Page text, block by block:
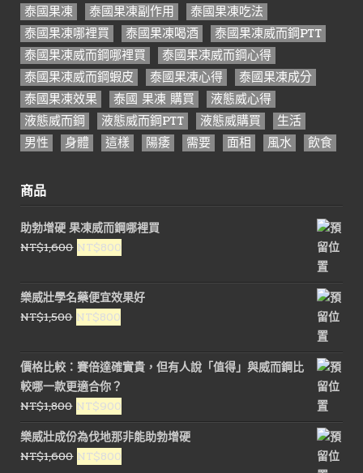
泰國果凍
泰國果凍副作用
泰國果凍吃法
泰國果凍哪裡買
泰國果凍喝酒
泰國果凍威而鋼PTT
泰國果凍威而鋼哪裡買
泰國果凍威而鋼心得
泰國果凍威而鋼蝦皮
泰國果凍心得
泰國果凍成分
泰國果凍效果
泰國 果凍 購買
液態威心得
液態威而鋼
液態威而鋼PTT 液態威購買
生活
男性
身體 這樣 陽痿 需要 面相 風水 飲食
商品
助勃增硬 果凍威而鋼哪裡買
NT$1,600 原
價
格：
NT$1,600。
NT$800
價
格：
樂威壯學名藥便宜效果好
NT$1,500 原
價
格：
NT$1,500。
NT$800
價
格：
NT$800。
價格比較：賽倍達確實貴，但有人說「值得」與威而鋼比
較哪一款更適合你？
NT$1,800 原
始
價
格：
NT$900
前
價
格：
樂威壯成份為伐地那非能助勃增硬
NT$1,600 原
NT$800